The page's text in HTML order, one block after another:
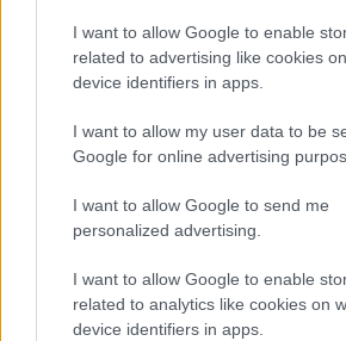
I want to allow Google to enable
related to advertising like cookies
device identifiers in apps.
I want to allow my user data to be
Google for online advertising
I want to allow Google to send me
personalized advertising.
I want to allow Google to enable
related to analytics like cookies on
device identifiers in apps.
Sangue, musica e
Delta Center
Meteo Olbia 9 agosto,
Salmo finisce in ospedale a
Jovanotti, Gabry Ponte e